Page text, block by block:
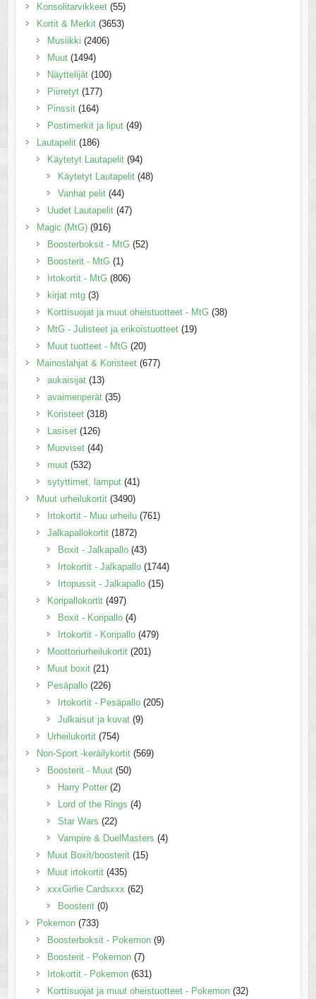
Konsolitarvikkeet (55)
Kortit & Merkit (3653)
Musiikki (2406)
Muut (1494)
Näyttelijät (100)
Piirretyt (177)
Pinssit (164)
Postimerkit ja liput (49)
Lautapelit (186)
Käytetyt Lautapelit (94)
Käytetyt Lautapelit (48)
Vanhat pelit (44)
Uudet Lautapelit (47)
Magic (MtG) (916)
Boosterboksit - MtG (52)
Boosterit - MtG (1)
Irtokortit - MtG (806)
kirjat mtg (3)
Korttisuojat ja muut oheistuotteet - MtG (38)
MtG - Julisteet ja erikoistuotteet (19)
Muut tuotteet - MtG (20)
Mainoslahjat & Koristeet (677)
aukaisijat (13)
avaimenperät (35)
Koristeet (318)
Lasiset (126)
Muoviset (44)
muut (532)
sytyttimet, lamput (41)
Muut urheilukortit (3490)
Irtokortit - Muu urheilu (761)
Jalkapallokortit (1872)
Boxit - Jalkapallo (43)
Irtokortit - Jalkapallo (1744)
Irtopussit - Jalkapallo (15)
Koripallokortit (497)
Boxit - Koripallo (4)
Irtokortit - Koripallo (479)
Moottoriurheilukortit (201)
Muut boxit (21)
Pesäpallo (226)
Irtokortit - Pesäpallo (205)
Julkaisut ja kuvat (9)
Urheilukortit (754)
Non-Sport -keräilykortit (569)
Boosterit - Muut (50)
Harry Potter (2)
Lord of the Rings (4)
Star Wars (22)
Vampire & DuelMasters (4)
Muut Boxit/boosterit (15)
Muut irtokortit (435)
xxxGirlie Cardsxxx (62)
Boosterit (0)
Pokemon (733)
Boosterboksit - Pokemon (9)
Boosterit - Pokemon (7)
Irtokortit - Pokemon (631)
Korttisuojat ja muut oheistuotteet - Pokemon (32)